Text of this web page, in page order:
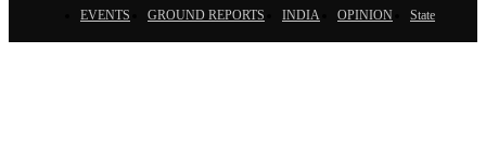
EVENTS
GROUND REPORTS INDIA OPINION State